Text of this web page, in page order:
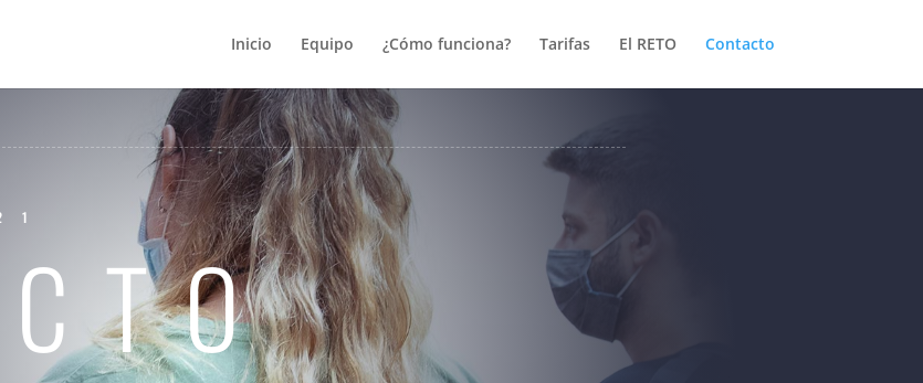
Inicio Equipo ¿Cómo funciona? Tarifas El RETO Contacto